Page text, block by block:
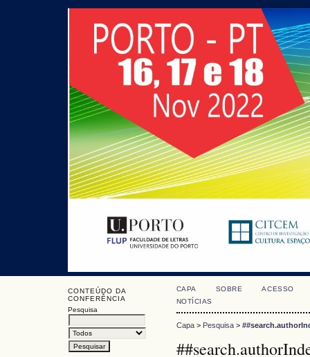
CONTEÚDO DA
CONFERÊNCIA
Pesquisa
CAPA SOBRE
ACESSO
NOTÍCIAS
Capa> Pesquisa>